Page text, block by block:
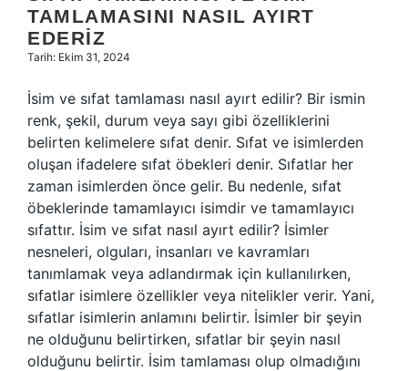
TAMLAMASINI NASIL AYIRT
EDERIZ
Tarih: Ekim 31, 2024
İsim ve sıfat tamlaması nasıl ayırt edilir? Bir ismin
renk, şekil, durum veya sayı gibi özelliklerini
belirten kelimelere sıfat denir. Sıfat ve isimlerden
oluşan ifadelere sıfat öbekleri denir. Sıfatlar her
zaman isimlerden önce gelir. Bu nedenle, sıfat
öbeklerinde tamamlayıcı isimdir ve tamamlayıcı
sıfattır. İsim ve sıfat nasıl ayırt edilir? İsimler
nesneleri, olguları, insanları ve kavramları
tanımlamak veya adlandırmak için kullanılırken,
sıfatlar isimlere özellikler veya nitelikler verir. Yani,
sıfatlar isimlerin anlamını belirtir. İsimler bir şeyin
ne olduğunu belirtirken, sıfatlar bir şeyin nasıl
olduğunu belirtir. İsim tamlaması olup olmadığını